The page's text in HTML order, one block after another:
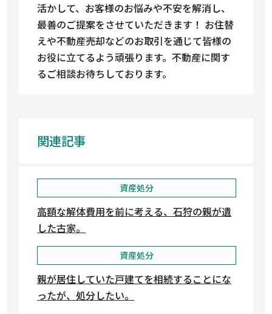
活かして、お客様のお悩みや不安を解消し、
最善のご提案をさせていただきます！ お住替
えや不動産売却などのお取引を通じて皆様の
お役に立てるよう頑張ります。不動産に関す
るご相談お待ちしております。
関連記事
資産処分
高額な解体費用を前に考える、石狩の親が遺
した古家。
資産処分
親が居住していた戸建てを相続することにな
ったが、処分したい。